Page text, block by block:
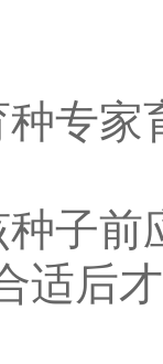
专
子
适后